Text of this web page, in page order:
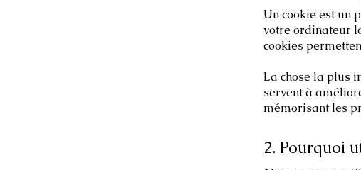
Un cookie est un
votre ordinateur
cookies
La chose la plus
servent à
mémorisant les
2. Pourquoi